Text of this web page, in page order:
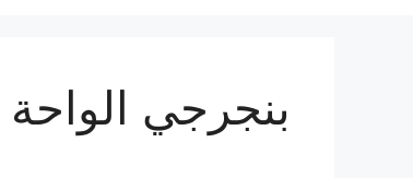
بنجرجي الواحة